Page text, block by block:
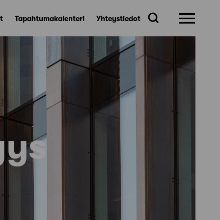
Tapahtumakalenteri Yhteystiedot